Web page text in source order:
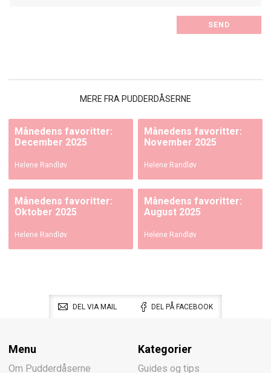
MERE FRA PUDDERDÅSERNE
Månedens favoritter:
December 2025
Helene Randløv
Månedens favoritter:
November 2025
Helene Randløv
Månedens favoritter:
Oktober 2025
Helene Randløv
Månedens favoritter:
August 2025
Helene Randløv
DEL VIA MAIL DEL PÅ FACEBOOK
Menu
Om Pudderdåserne
Kategorier
Guides og tips